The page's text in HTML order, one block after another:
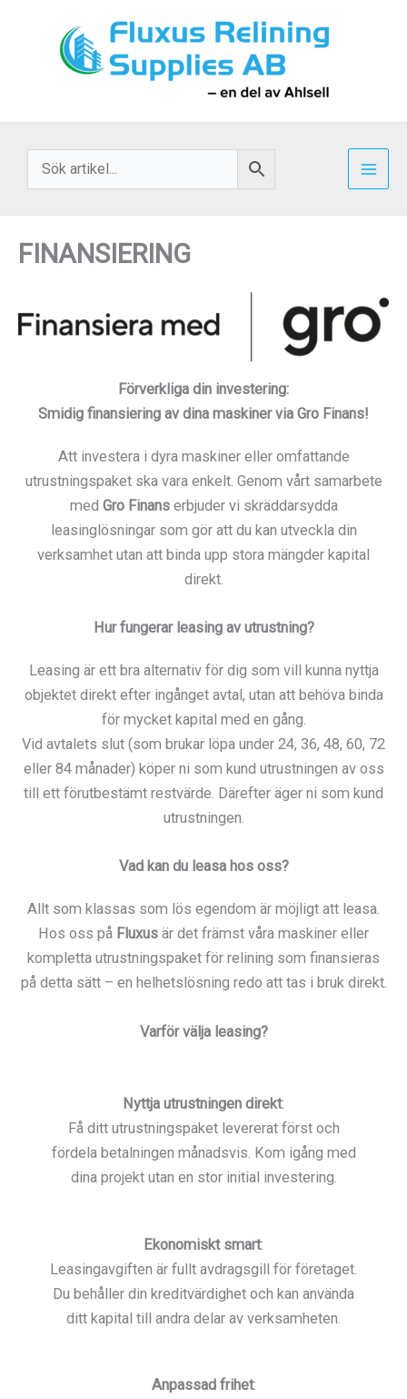
FINANSIERING
Förverkliga din investering:
Smidig finansiering av dina maskiner via Gro Finans!
Att investera i dyra maskiner eller omfattande
utrustningspaket ska vara enkelt. Genom vårt samarbete
med Gro Finanserbjuder vi skräddarsydda
leasinglösningar som gör att du kan utveckla din
verksamhet utan att binda upp stora mängder kapital
direkt.
Hur fungerar leasing av utrustning?
Leasing är ett bra alternativ för dig som vill kunna nyttja
objektet direkt efter ingånget avtal, utan att behöva binda
för mycket kapital med en gång.
Vid avtalets slut (som brukar löpa under 24, 36, 48, 60, 72
eller 84 månader) köper ni som kund utrustningen av oss
till ett förutbestämt restvärde. Därefter äger ni som kund
utrustningen.
Vad kan du leasa hos oss?
Allt som klassas som lös egendom är möjligt att leasa.
Hos oss på Fluxus är det främst våra maskiner eller
kompletta utrustningspaket för relining som finansieras
på detta sätt – en helhetslösning redo att tas i bruk direkt.
Varför välja leasing?
Nyttja utrustningen direkt:
Få ditt utrustningspaket levererat först och
fördela betalningen månadsvis. Kom igång med
dina projekt utan en stor initial investering.
Ekonomiskt smart:
Leasingavgiften är fullt avdragsgill för företaget.
Du behåller din kreditvärdighet och kan använda
ditt kapital till andra delar av verksamheten.
Anpassad frihet: